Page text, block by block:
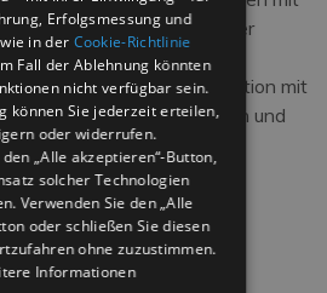
um Sie mit den Aromen der
im Hotel: Animation mit
während der Essenszeiten und
für alle mit Babytanz,
Workshops und
mit Shows, Spielen und
mit:
Erfolgsmessung und
in der Cookie-Richtlinie
Fall der Ablehnung könnten
nicht verfügbar sein.
können Sie jederzeit erteilen,
oder widerrufen.
„Alle akzeptieren“-Button,
solcher Technologien
Verwenden Sie den „Alle
oder schließen Sie diesen
ohne zuzustimmen.
Informationen